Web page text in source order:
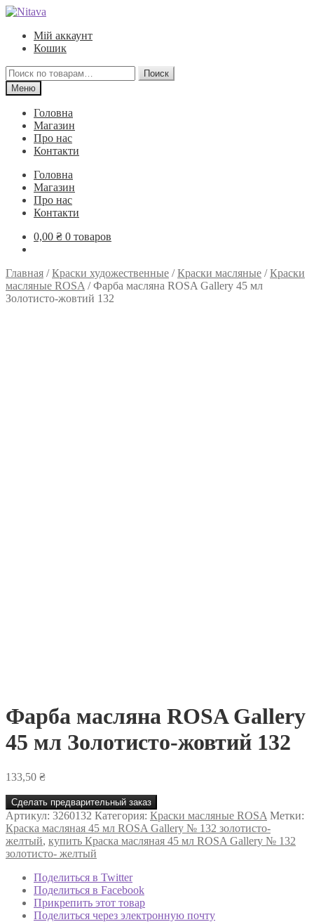
Перейти
навигации
Перейти
содержимому
Мій аккаунт
Кошик
Искать:
Поиск
Меню
Головна
Магазин
Про нас
Контакти
Головна
Магазин
Про нас
Контакти
0,00 ₴ 0 товаров
Главная /Краски художественные /Краски масляные /Краски
масляные ROSA /Фарба масляна ROSA Gallery 45 мл
Золотисто-жовтий 132
Фарба масляна ROSA Gallery
45 мл Золотисто-жовтий 132
133,50 ₴
Сделать предварительный заказ
Артикул: 3260132 Категория: Краски масляные ROSA Метки:
Краска масляная 45 мл ROSA Gallery № 132 золотисто-
желтый, купить Краска масляная 45 мл ROSA Gallery № 132
золотисто- желтый
Поделиться в Twitter
Поделиться в Facebook
Прикрепить этот товар
Поделиться через электронную почту